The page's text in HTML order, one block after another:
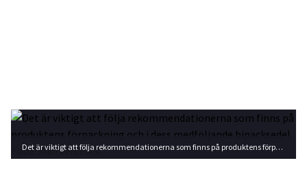
Det är viktigt att följa rekommendationerna som finns på produktens förpackning och i dess medföljande bipacksedel. Foto: Shutterstock